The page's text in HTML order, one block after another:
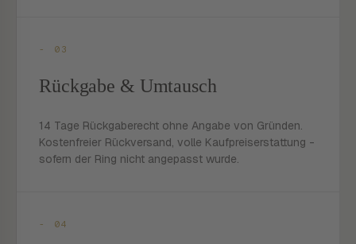
- 03
Rückgabe & Umtausch
14 Tage Rückgaberecht ohne Angabe von Gründen.
Kostenfreier Rückversand, volle Kaufpreiserstattung -
sofern der Ring nicht angepasst wurde.
- 04